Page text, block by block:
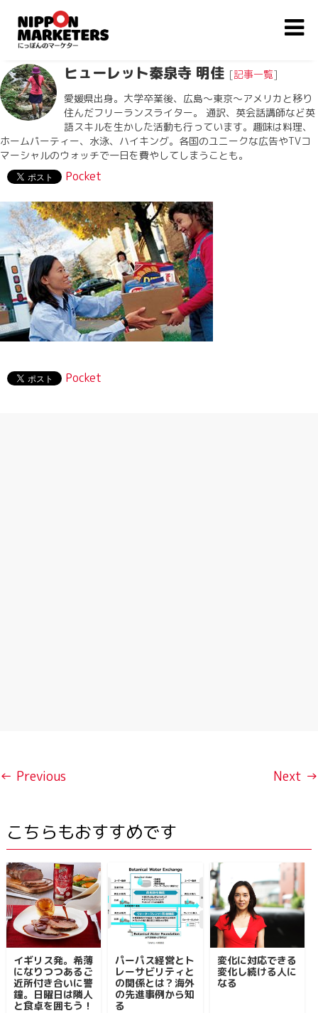
ヒューレット秦泉寺 明佳 [記事一覧]
愛媛県出身。大学卒業後、広島〜東京〜アメリカと移り
住んだフリーランスライター。 通訳、英会話講師など英
語スキルを生かした活動も行っています。趣味は料理、
ホームパーティー、水泳、ハイキング。各国のユニークな広告やTVコ
マーシャルのウォッチで一日を費やしてしまうことも。
Pocket
Pocket
← Previous Next →
こちらもおすすめです
イギリス発。希薄
になりつつあるご
近所付き合いに警
鐘。日曜日は隣人
と食卓を囲もう！
パーパス経営とト
レーサビリティと
の関係とは？海外
の先進事例から知
る
変化に対応できる
変化し続ける人に
なる